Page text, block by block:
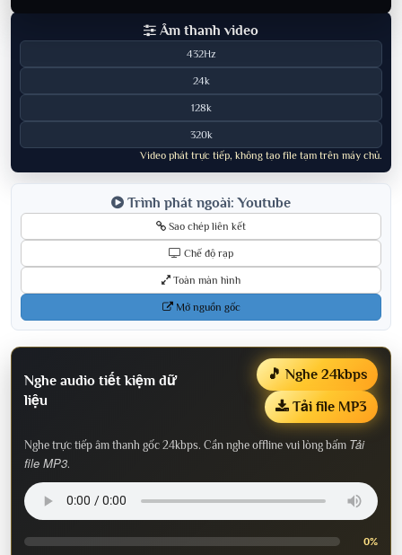
Âm thanh video
432Hz
24k
128k
320k
Video phát trực tiếp, không tạo file tạm trên máy chủ.
Trình phát ngoài: Youtube
Sao chép liên kết
Chế độ rạp
Toàn màn hình
Mở nguồn gốc
Nghe audio tiết kiệm dữ
liệu
🎵 Nghe 24kbps
Tải file MP3
Nghe trực tiếp âm thanh gốc 24kbps. Cần nghe offline vui lòng bấm Tải
file MP3.
0%